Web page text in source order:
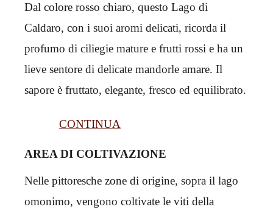
Dal colore rosso chiaro, questo Lago di
Caldaro, con i suoi aromi delicati, ricorda il
profumo di ciliegie mature e frutti rossi e ha un
lieve sentore di delicate mandorle amare. Il
sapore è fruttato, elegante, fresco ed equilibrato.
CONTINUA
AREA DI COLTIVAZIONE
Nelle pittoresche zone di origine, sopra il lago
omonimo, vengono coltivate le viti della